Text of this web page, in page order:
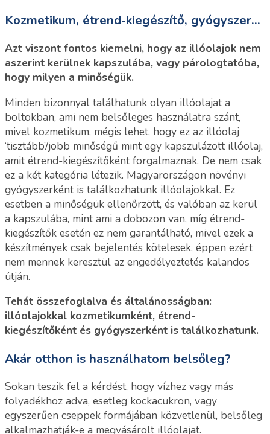
Kozmetikum, étrend-kiegészítő, gyógyszer...
Azt viszont fontos kiemelni, hogy az illóolajok nem
aszerint kerülnek kapszulába, vagy párologtatóba,
hogy milyen a minőségük.
Minden bizonnyal találhatunk olyan illóolajat a
boltokban, ami nem belsőleges használatra szánt,
mivel kozmetikum, mégis lehet, hogy ez az illóolaj
‘tisztább’/jobb minőségű mint egy kapszulázott illóolaj,
amit étrend-kiegészítőként forgalmaznak. De nem csak
ez a két kategória létezik. Magyarországon növényi
gyógyszerként is találkozhatunk illóolajokkal. Ez
esetben a minőségük ellenőrzött, és valóban az kerül
a kapszulába, mint ami a dobozon van, míg étrend-
kiegészítők esetén ez nem garantálható, mivel ezek a
készítmények csak bejelentés kötelesek, éppen ezért
nem mennek keresztül az engedélyeztetés kalandos
útján.
Tehát összefoglalva és általánosságban:
illóolajokkal kozmetikumként, étrend-
kiegészítőként és gyógyszerként is találkozhatunk.
Akár otthon is használhatom belsőleg?
Sokan teszik fel a kérdést, hogy vízhez vagy más
folyadékhoz adva, esetleg kockacukron, vagy
egyszerűen cseppek formájában közvetlenül, belsőleg
alkalmazhatják-e a megvásárolt illóolajat.